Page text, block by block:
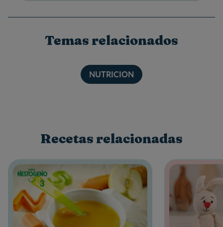
Temas relacionados
NUTRICION
Recetas relacionadas